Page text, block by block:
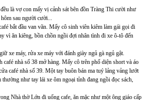
là vợ con mấy vị cảnh sát bên đồn Tràng Thi cười như
sau người cười...
bắt đầu van vãn. Mấy cô sinh viên kiêm làm gái gọi đi
vì ăn kiêng, bồn chồn ngồi đợi nhân tình đi xe ô-tô đến
xe máy, rửa xe máy với đánh giày ngủ gà ngủ gật.
café nhà số 38 mở hàng. Mấy cô trên phố diện short và áo
café nhà số 39. Một tay buôn bán ma tuý lảng vảng lướt
như tay lái xe ôm ngoại tỉnh đang ngồi đọc sách,
Nhà thờ Lớn đi uống cafe, ăn mặc như một ông giáo cấp